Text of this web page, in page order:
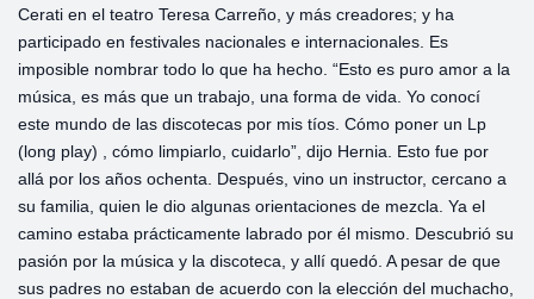
Cerati en el teatro Teresa Carreño, y más creadores; y ha
participado en festivales nacionales e internacionales. Es
imposible nombrar todo lo que ha hecho. “Esto es puro amor a la
música, es más que un trabajo, una forma de vida. Yo conocí
este mundo de las discotecas por mis tíos. Cómo poner un Lp
(long play) , cómo limpiarlo, cuidarlo”, dijo Hernia. Esto fue por
allá por los años ochenta. Después, vino un instructor, cercano a
su familia, quien le dio algunas orientaciones de mezcla. Ya el
camino estaba prácticamente labrado por él mismo. Descubrió su
pasión por la música y la discoteca, y allí quedó. A pesar de que
sus padres no estaban de acuerdo con la elección del muchacho,